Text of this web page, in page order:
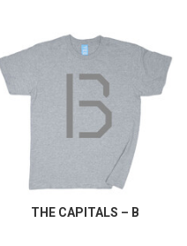
THE CAPITALS – B